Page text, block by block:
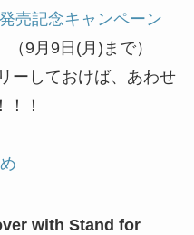
売記念キャンペーン
（9月9日(月)まで）
ーしておけば、あわせ
！
with Stand for